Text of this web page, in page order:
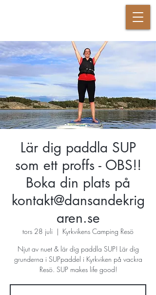
Lär dig paddla SUP
som ett proffs - OBS!!
Boka din plats på
kontakt@dansandekrig
aren.se
tors 28 juli
  |
Kyrkvikens Camping Resö
Njut av nuet & lär dig paddla SUP! Lär dig
grunderna i SUPpaddel i Kyrkviken på vackra
Resö. SUP makes life good!